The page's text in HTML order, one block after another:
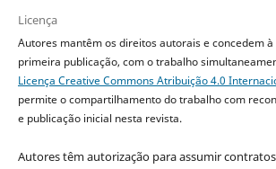
Licença
Autores mantêm os direitos autorais e concedem
primeira publicação, com o trabalho
Licença Creative Commons Atribuição 4.0
permite o compartilhamento do trabalho com
e publicação inicial nesta revista.
Autores têm autorização para assumir